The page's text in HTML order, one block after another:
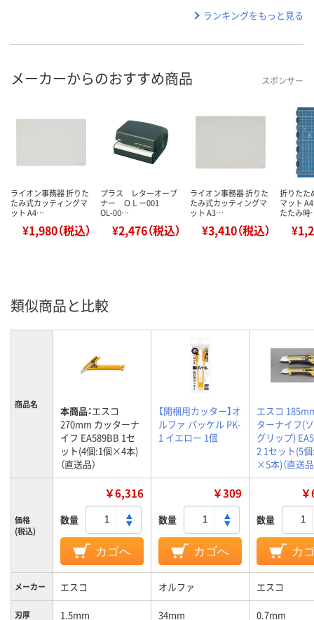
ランキングをもっと見る
メーカーからのおすすめ商品 スポンサー
ライオン事務器 折りた
たみ式カッティングマ
ット A4…
¥1,980（税込）
プラス レターオープ
ナー ＯＬー001
OL-00…
¥2,476（税込）
ライオン事務器 折りた
たみ式カッティングマ
ット A3…
¥3,410（税込）
折りたた
マット
たたみ
類似商品と比較
商品名 本商品：エスコ
270mm カッターナ
イフ EA589BB 1セ
ット(4個:1個×4本)
（直送品）
【開梱用カッター】オ
ルファ パッケル PK-
1 イエロー 1個
エスコ
ターナイフ(
グリップ)
2 1セット(5
×5本)（直送品
価格
(税込)
￥6,316
数量
カゴへ
￥309
数量
カゴへ
数量
カ
メーカー エスコ オルファ エスコ
刃厚 1.5mm 34mm 0.7mm